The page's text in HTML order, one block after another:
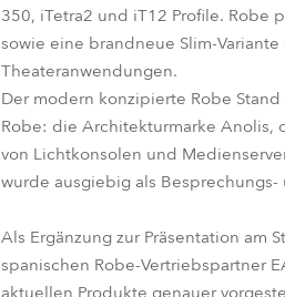
350, iTetra2 und iT12 Profile. Robe
sowie eine brandneue Slim-
Theateranwendungen.
Der modern konzipierte Robe
Robe: die Architekturmarke Anolis,
von Lichtkonsolen und
wurde ausgiebig als
Als Ergänzung zur Präsentation am
spanischen Robe-Vertriebspartner
aktuellen Produkte genauer